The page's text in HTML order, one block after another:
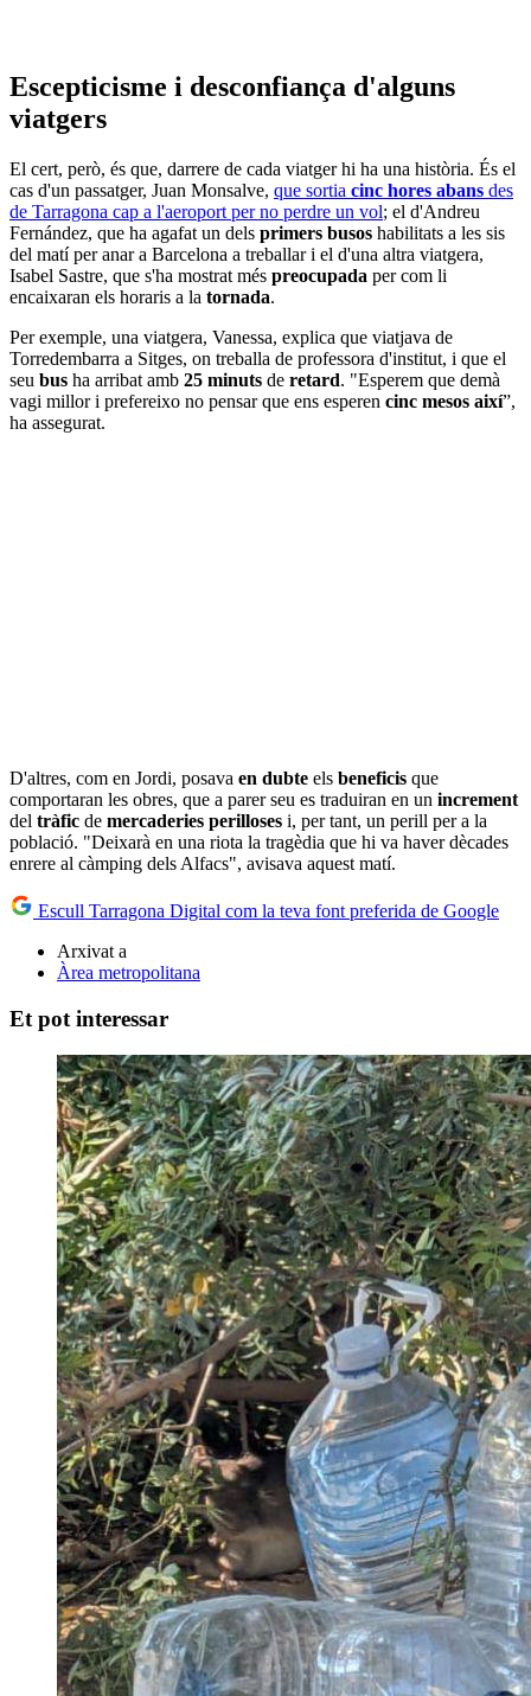
Escepticisme i desconfiança d'alguns
viatgers
El cert, però, és que, darrere de cada viatger hi ha una història. És el
cas d'un passatger, Juan Monsalve, que sortia cinc hores abans des
de Tarragona cap a l'aeroport per no perdre un vol; el d'Andreu
Fernández, que ha agafat un dels primers busos habilitats a les sis
del matí per anar a Barcelona a treballar i el d'una altra viatgera,
Isabel Sastre, que s'ha mostrat més preocupada per com li
encaixaran els horaris a la tornada.
Per exemple, una viatgera, Vanessa, explica que viatjava de
Torredembarra a Sitges, on treballa de professora d'institut, i que el
seu bus ha arribat amb 25 minuts de retard. "Esperem que demà
vagi millor i prefereixo no pensar que ens esperen cinc mesos així”,
ha assegurat.
D'altres, com en Jordi, posava en dubte els beneficis que
comportaran les obres, que a parer seu es traduiran en un increment
del tràfic de mercaderies perilloses i, per tant, un perill per a la
població. "Deixarà en una riota la tragèdia que hi va haver dècades
enrere al càmping dels Alfacs", avisava aquest matí.
Escull Tarragona Digital com la teva font preferida de Google
Arxivat a
Àrea metropolitana
Et pot interessar